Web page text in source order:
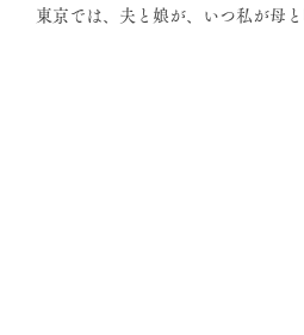
東京では、夫と娘が、いつ私が母